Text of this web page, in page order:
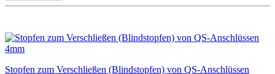
Stopfen zum Verschließen (Blindstopfen) von QS-Anschlüssen